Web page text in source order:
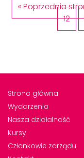
« Poprzednia
12
Strona główna
Wydarzenia
Nasza działalność
Kursy
Członkowie zarządu